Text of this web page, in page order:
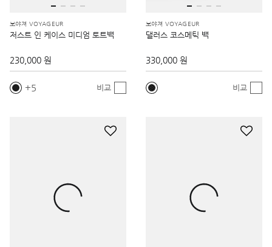
보야져 VOYAGEUR
저스트 인 케이스 미디엄 토트백
230,000 원
5 비교
보야져 VOYAGEUR
댈러스 코스메틱 백
330,000 원
비교